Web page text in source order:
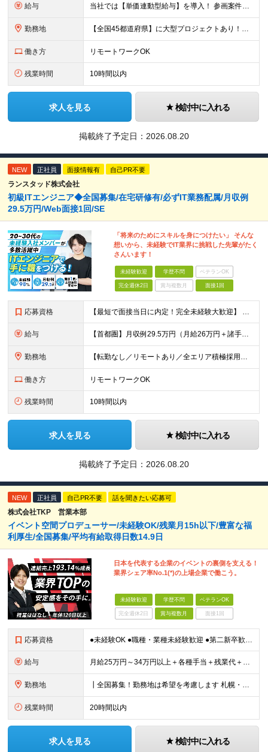
給与 当社では【単価連動型給与】を導入！ 参画案件の契約単価に連動して給与が決定。 還元率は単価の【70％～80％】と東証プライム上場グループとして高水準です！（社会保険料・教育コスト含む） ■関東：月給
勤務地 【全国45都道府県】に大型プロジェクトあり！※ 四国・沖縄を除く 主要勤務地： 北海道/宮城県/栃木県/埼玉県/千葉県/東京都/神奈川県/愛知県/大阪府/京都府/兵庫県/広島県/福岡県/熊本県 ※勤
働き方 リモートワークOK
残業時間 10時間以内
求人を見る 検討中に入れる
掲載終了予定日： 2026.08.20
NEW 正社員 面接情報有 自己PR不要
ランスタッド株式会社
初級ITエンジニア◆全国募集/在宅研修有/必ずIT業務配属/月収例
29.5万円/Web面接1回/SE
「将来のためにスキルを身につけたい」 そんな
想いから、未経験でIT業界に挑戦した先輩がたく
さんいます！
未経験歓迎 学歴不問 ベテランOK
完全週休2日 賞与複数月 面接1回
応募資格 【最短で面接当日に内定！完全未経験大歓迎】 ・業種／職種未経験歓迎 ・社会人デビュー、第二新卒、既卒者大歓迎 ・学歴不問（文系、理系不問） ・20代～30代、男女問わず活躍中 ・服装、髪色自由 ・明確
給与 【首都圏】月収例29.5万円（月給26万円＋諸手当） 【東海・関西】月収例28.5万円（月給25万円＋諸手当） 【九州】月収例26万円（月給23万円＋諸手当） ※経験・スキル・前職給与を踏まえ、総合
勤務地 【転勤なし／リモートあり／全エリア積極採用中】 ・大手企業のプロジェクトが中心 ・勤務エリアは希望を考慮し決定 ・研修はリモートメインで実施します ・U&Iターンの方も大歓迎◎ ＜主なエリア＞ ■首
働き方 リモートワークOK
残業時間 10時間以内
求人を見る 検討中に入れる
掲載終了予定日： 2026.08.20
NEW 正社員 自己PR不要 話を聞きたい応募可
株式会社TKP 営業本部
イベント空間プロデューサー/未経験OK/残業月15h以下/豊富な福
利厚生/全国募集/平均有給取得日数14.9日
日本を代表する企業のイベントの裏側を支える！
業界シェア率No.1(*)の上場企業で働こう。
未経験歓迎 学歴不問 ベテランOK
完全週休2日 賞与複数月 面接1回
応募資格 ●未経験OK ●職種・業種未経験歓迎 ●第二新卒歓迎 ●学歴不問 ＜こんな方におすすめ！＞ ◎ホテル・アパレル・携帯販売など接客経験を活かしたい ◎「今の会社、この先が見えない」と感じている ◎上場
給与 月給25万円～34万円以上＋各種手当＋残業代＋賞与年2回（昨年度2～4ヶ月分） 初年度想定年収：350万円～ ＜クラス・経験別の月給目安＞ ■メンバークラス：月給25万円以上 ■店長やSVなどのマネ
勤務地 ┃全国募集！勤務地は希望を考慮します 札幌・仙台・東京・横浜・静岡・名古屋・大阪・京都・広島・福岡 募集 ※上記のほか、全国に拠点あり ※キャリアアップやキャリアシフトに伴う転勤も一部ありますが、基
残業時間 20時間以内
求人を見る 検討中に入れる